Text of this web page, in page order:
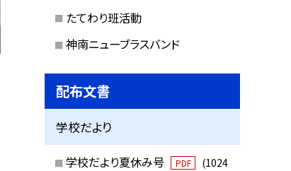
たてわり班活動
神南ニューブラスバンド
配布文書
学校だより
学校だより夏休み号 PDF
(1024